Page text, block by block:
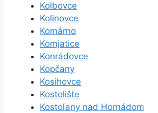
Kolbovce
Kolinovce
Komárno
Komjatice
Konrádovce
Kopčany
Kosihovce
Kostolište
Kostoľany nad Hornádom